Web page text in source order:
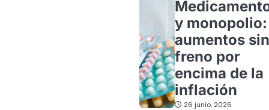
y monopolio:
aumentos sin
freno por
encima de la
inflación
26 junio, 2026